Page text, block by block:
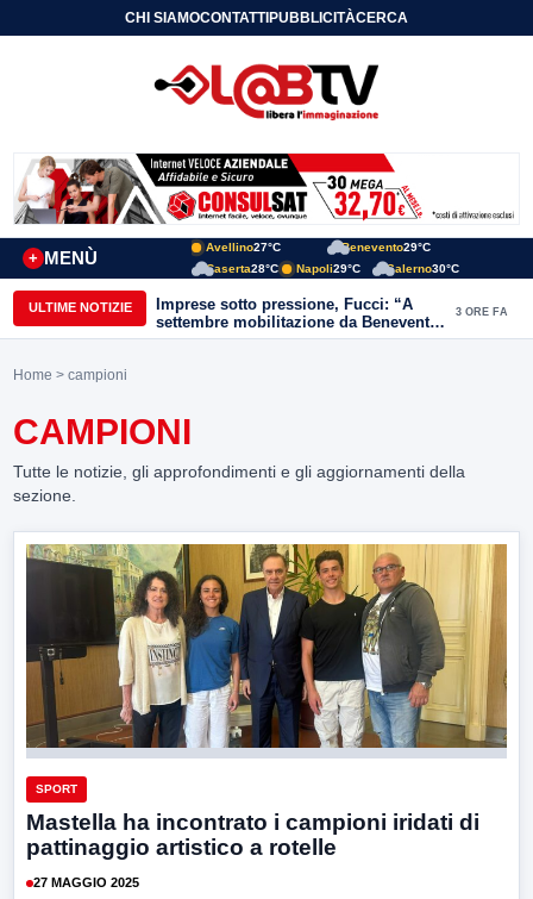
CHI SIAMOCONTATTIPUBBLICITÀCERCA
MENÙ
+
Avellino27°C Benevento29°C
Caserta28°C Napoli29°C Salerno30°C
ULTIME NOTIZIE
Imprese sotto pressione, Fucci: “A
settembre mobilitazione da Benevento
e Avellino”
3 ORE FA
Home > campioni
CAMPIONI
Tutte le notizie, gli approfondimenti e gli aggiornamenti della
sezione.
SPORT
Mastella ha incontrato i campioni iridati di
pattinaggio artistico a rotelle
27 MAGGIO 2025